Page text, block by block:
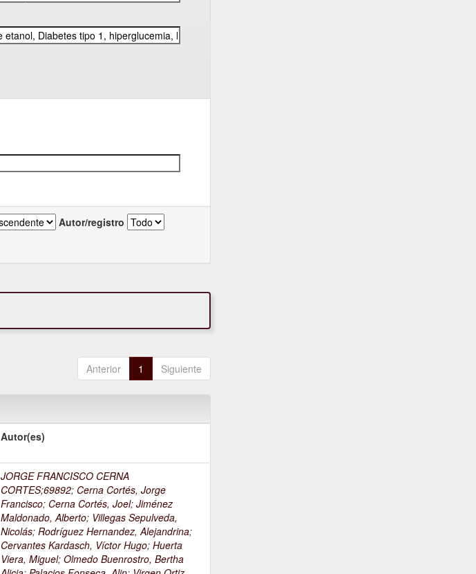
Autor/registro
Anterior 1 Siguiente
Autor(es)
JORGE FRANCISCO CERNA
CORTES;69892; Cerna Cortés, Jorge
Francisco; Cerna Cortés, Joel;Jiménez
Maldonado, Alberto; Villegas Sepulveda,
Nicolás;Rodríguez Hernandez, Alejandrina;
Cervantes Kardasch, Víctor Hugo;Huerta
Viera, Miguel;Olmedo Buenrostro, Bertha